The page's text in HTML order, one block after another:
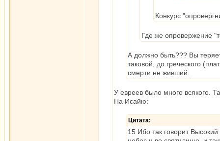
Конкурс
Где же опровержение
А должно быть??? Вы
таковой, до греческого
смерти не живший.
У евреев было много всякого.
На Исайю:
Цитата:
15 Ибо так говорит